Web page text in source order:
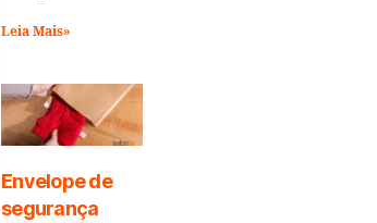
Leia Mais»
Envelope de
segurança